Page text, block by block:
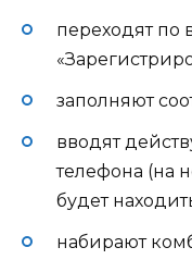
переходят по
заполняют
вводят
телефона (на
будет
набирают